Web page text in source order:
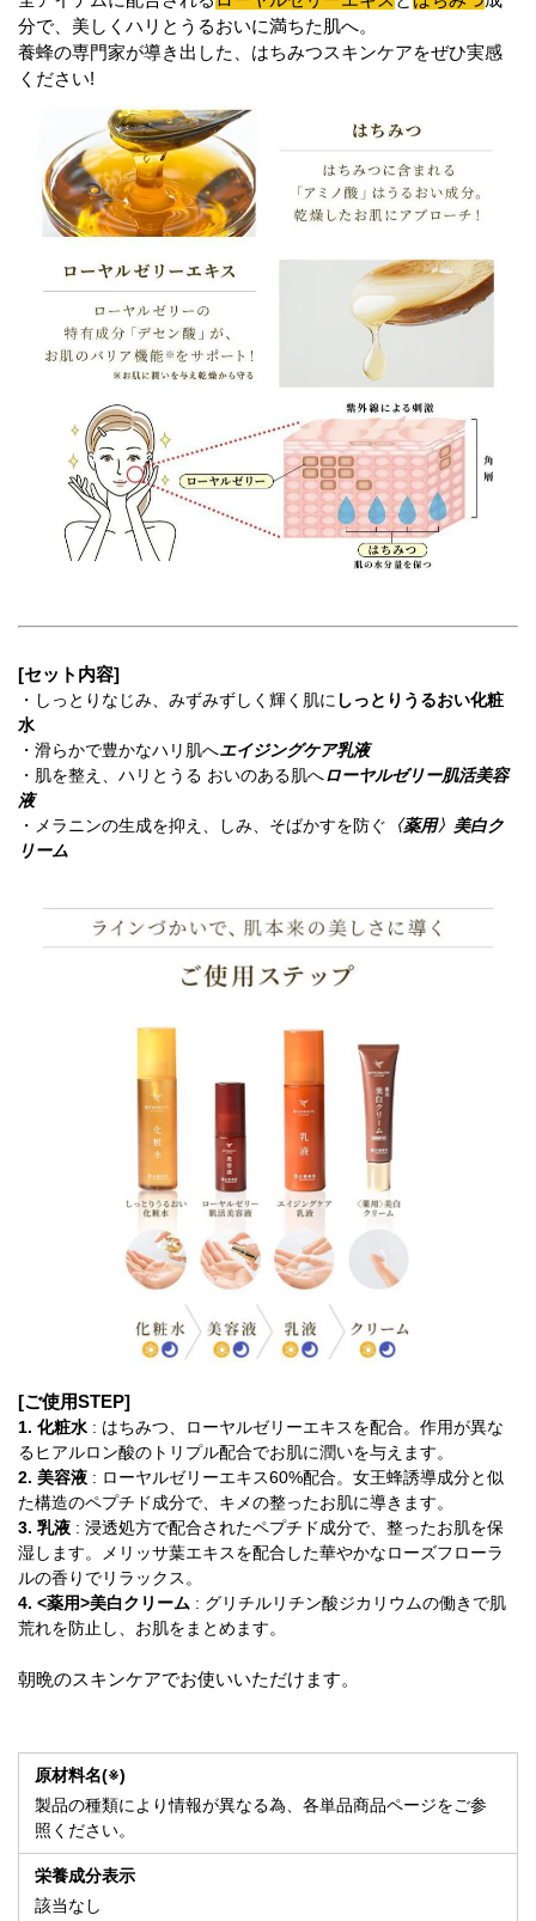
分で、美しくハリとうるおいに満ちた肌へ。
養蜂の専門家が導き出した、はちみつスキンケアをぜひ実感
ください!
[セット内容]
・しっとりなじみ、みずみずしく輝く肌に しっとりうるおい化粧
水
・滑らかで豊かなハリ肌へエイジングケア乳液
・肌を整え、ハリとうる おいのある肌へローヤルゼリー肌活美容
液
・メラニンの生成を抑え、しみ、そばかすを防ぐ 〈薬用〉美白ク
リーム
[ご使用STEP]
1. 化粧水 : はちみつ、ローヤルゼリーエキスを配合。作用が異な
るヒアルロン酸のトリプル配合でお肌に潤いを与えます。
2. 美容液 : ローヤルゼリーエキス60%配合。女王蜂誘導成分と似
た構造のペプチド成分で、キメの整ったお肌に導きます。
3. 乳液 : 浸透処方で配合されたペプチド成分で、整ったお肌を保
湿します。メリッサ葉エキスを配合した華やかなローズフローラ
ルの香りでリラックス。
4. <薬用>美白クリーム : グリチルリチン酸ジカリウムの働きで肌
荒れを防止し、お肌をまとめます。
朝晩のスキンケアでお使いいただけます。
原材料名(※)
製品の種類により情報が異なる為、各単品商品ページをご参
照ください。
栄養成分表示
該当なし